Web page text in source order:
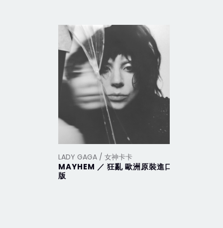
LADY GAGA / 女神卡卡
MAYHEM ／ 狂亂 歐洲原裝進口
版